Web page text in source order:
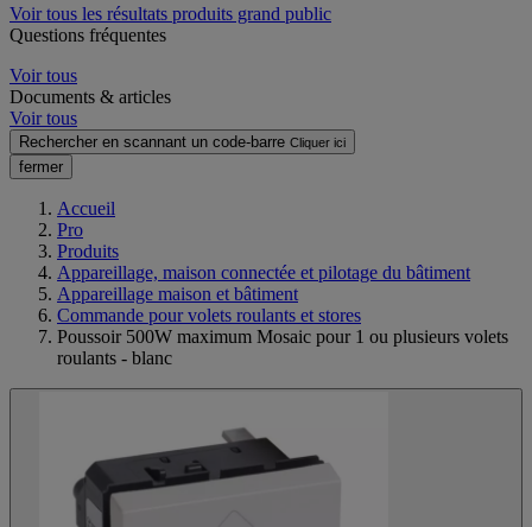
Voir tous les résultats produits grand public
Questions fréquentes
Voir tous
Documents & articles
Voir tous
Rechercher en scannant un code-barre Cliquer ici
fermer
Accueil
Pro
Produits
Appareillage, maison connectée et pilotage du bâtiment
Appareillage maison et bâtiment
Commande pour volets roulants et stores
Poussoir 500W maximum Mosaic pour 1 ou plusieurs volets
roulants - blanc